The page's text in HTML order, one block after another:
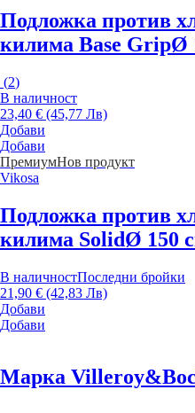
Подложка против
килима Base GripØ
(2)
В наличност
23,40 € (45,77 Лв)
Добави
Добави
ПремиумНов продукт
Vikosa
Подложка против
килима SolidØ 150
В наличностПоследни бройки
21,90 € (42,83 Лв)
Добави
Добави
Марка